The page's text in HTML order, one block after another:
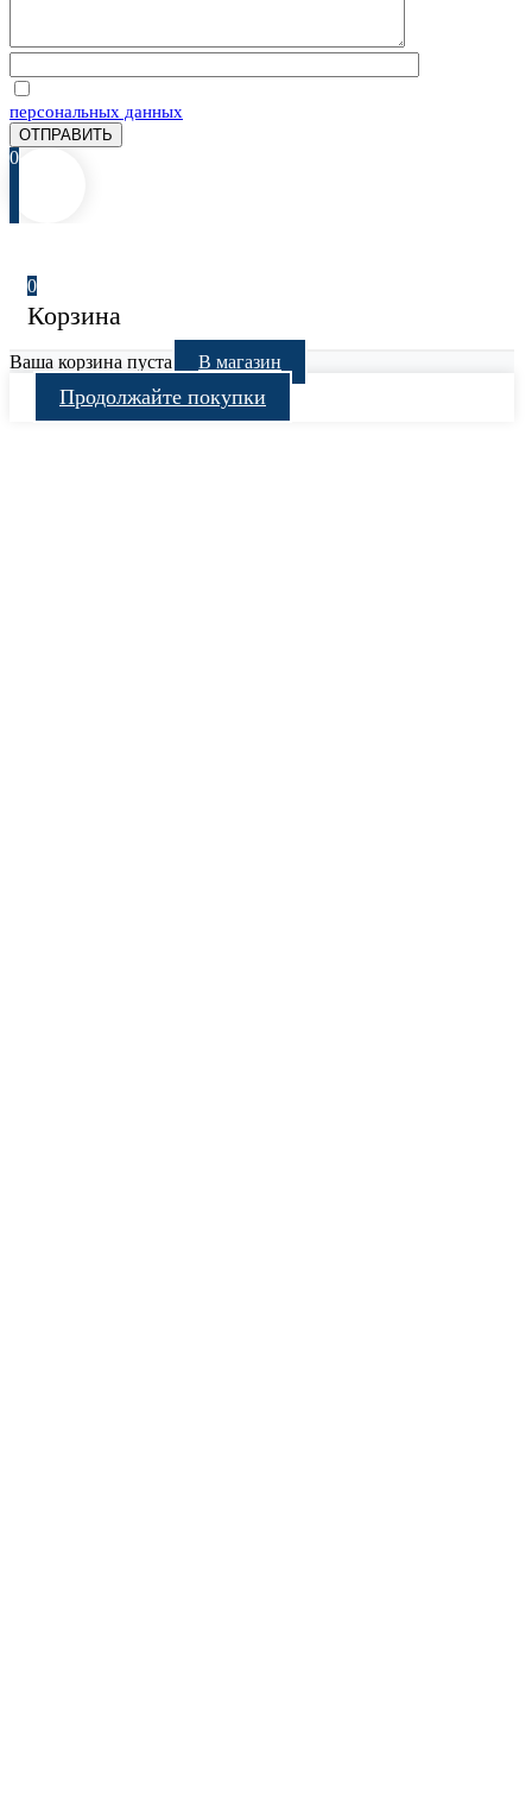
персональных данных
0
0
Корзина
Ваша корзина пуста В магазин
Продолжайте покупки